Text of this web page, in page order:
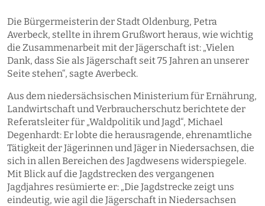
Die Bürgermeisterin der Stadt Oldenburg, Petra
Averbeck, stellte in ihrem Grußwort heraus, wie wichtig
die Zusammenarbeit mit der Jägerschaft ist: „Vielen
Dank, dass Sie als Jägerschaft seit 75 Jahren an unserer
Seite stehen“, sagte Averbeck.
Aus dem niedersächsischen Ministerium für Ernährung,
Landwirtschaft und Verbraucherschutz berichtete der
Referatsleiter für „Waldpolitik und Jagd“, Michael
Degenhardt: Er lobte die herausragende, ehrenamtliche
Tätigkeit der Jägerinnen und Jäger in Niedersachsen, die
sich in allen Bereichen des Jagdwesens widerspiegele.
Mit Blick auf die Jagdstrecken des vergangenen
Jagdjahres resümierte er: „Die Jagdstrecke zeigt uns
eindeutig, wie agil die Jägerschaft in Niedersachsen